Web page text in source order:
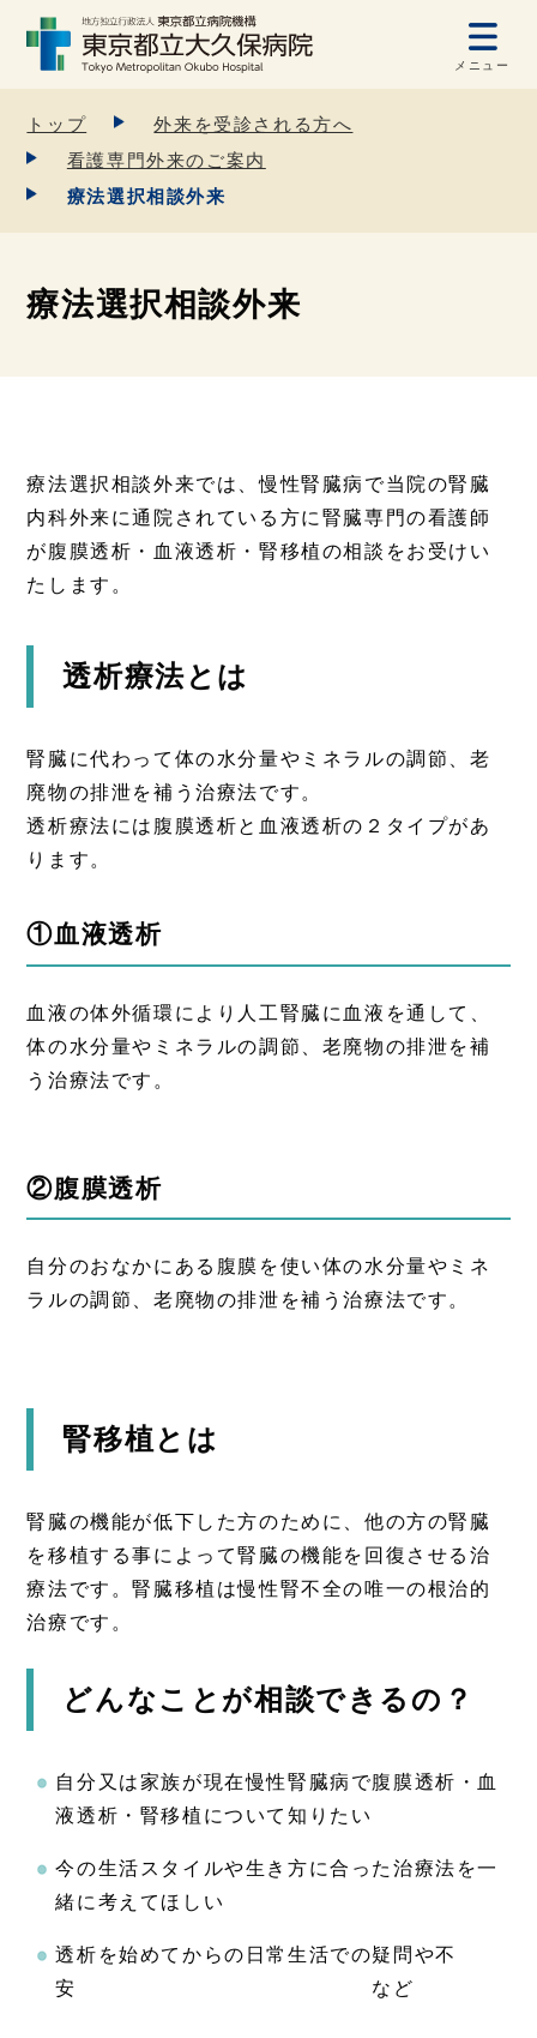
メニュー
トップ
外来を受診される方へ
看護専門外来のご案内
療法選択相談外来
療法選択相談外来
療法選択相談外来では、慢性腎臓病で当院の腎臓
内科外来に通院されている方に腎臓専門の看護師
が腹膜透析・血液透析・腎移植の相談をお受けい
たします。
透析療法とは
腎臓に代わって体の水分量やミネラルの調節、老
廃物の排泄を補う治療法です。
透析療法には腹膜透析と血液透析の２タイプがあ
ります。
①血液透析
血液の体外循環により人工腎臓に血液を通して、
体の水分量やミネラルの調節、老廃物の排泄を補
う治療法です。
②腹膜透析
自分のおなかにある腹膜を使い体の水分量やミネ
ラルの調節、老廃物の排泄を補う治療法です。
腎移植とは
腎臓の機能が低下した方のために、他の方の腎臓
を移植する事によって腎臓の機能を回復させる治
療法です。腎臓移植は慢性腎不全の唯一の根治的
治療です。
どんなことが相談できるの？
自分又は家族が現在慢性腎臓病で腹膜透析・血
液透析・腎移植について知りたい
今の生活スタイルや生き方に合った治療法を一
緒に考えてほしい
透析を始めてからの日常生活での疑問や不
安 など